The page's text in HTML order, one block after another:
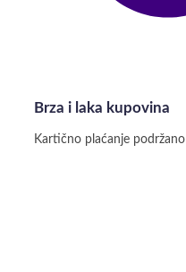
Brza i laka kupovina
Kartično plaćanje podržano